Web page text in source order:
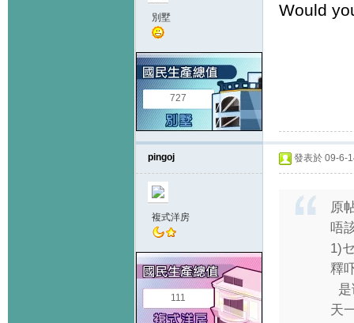
別墅
727
Would
pingoj
複式洋房
111
發表於 09-6-
原
唔
1)
釋
是
天